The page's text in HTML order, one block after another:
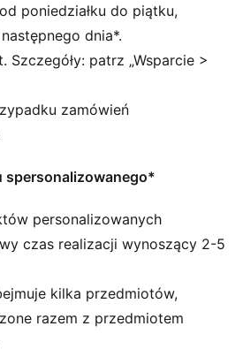
marki PUMA
poniedziałku do piątku,
dnia*.
Szczegóły: patrz „Wsparcie >
zamówień
spersonalizowanego*
personalizowanych
czas realizacji wynoszący 2-5
kilka przedmiotów,
razem z przedmiotem